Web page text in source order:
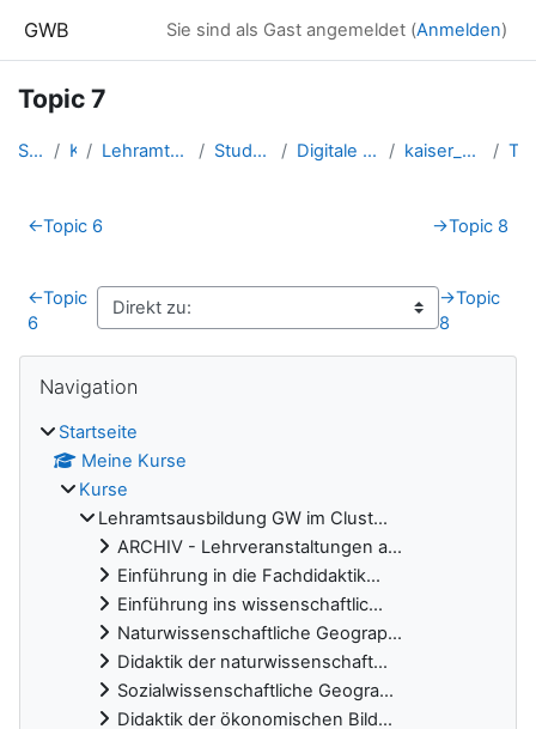
GWB Sie sind als Gast angemeldet (Anmelden)
Topic 7
Startseite Kurse Lehramtsausbildung GW im Clust... Studentische Lernkurse Digitale Grundbildung - WS 2022 kaiser_sebastian_DGBgw_ws22 Topic 7
Abschnittsübersicht
←Topic 6 →Topic 8
←Topic
6
→Topic
8
Navigation
Startseite
Meine Kurse
Kurse
Lehramtsausbildung GW im Clust...
ARCHIV - Lehrveranstaltungen a...
Einführung in die Fachdidaktik...
Einführung ins wissenschaftlic...
Naturwissenschaftliche Geograp...
Didaktik der naturwissenschaft...
Sozialwissenschaftliche Geogra...
Didaktik der ökonomischen Bild...